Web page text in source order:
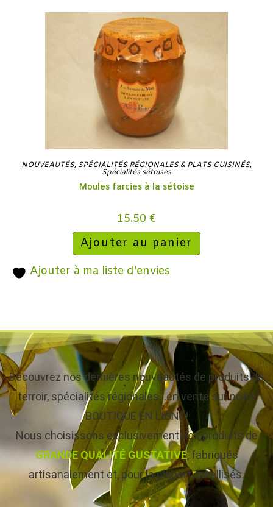
NOUVEAUTÉS, SPÉCIALITÉS RÉGIONALES & PLATS CUISINÉS,
Spécialités sétoises
Moules farcies à la sétoise
15.50 €
Ajouter au panier
Ajouter à ma liste d’envies
Découvrez nos dernières nouveautés de produits du
terroir, spécialités régionales…en vente sur notre
BOUTIQUE EN LIGNE!
Nous choisissons exclusivement des produits de
GRANDE QUALITÉ GUSTATIVE, fabriqués
artisanalement et, pour la plupart, labellisés.